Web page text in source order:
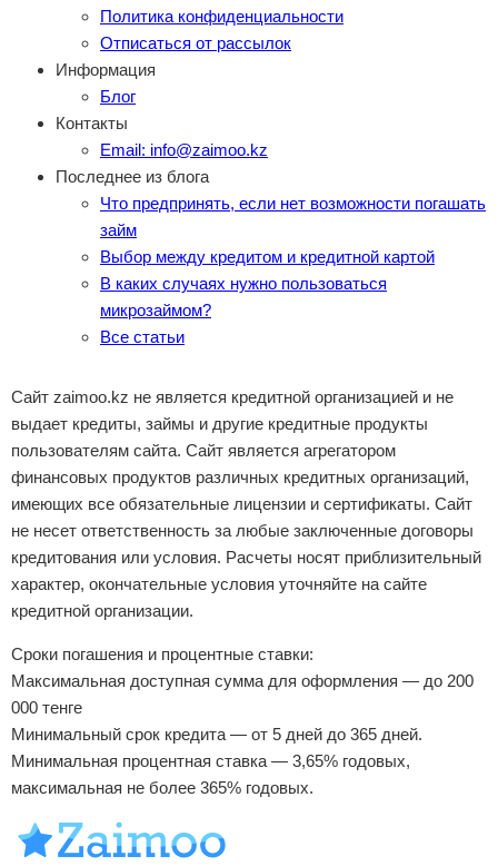
Политика конфиденциальности
Отписаться от рассылок
Информация
Блог
Контакты
Email: info@zaimoo.kz
Последнее из блога
Что предпринять, если нет возможности погашать
займ
Выбор между кредитом и кредитной картой
В каких случаях нужно пользоваться
микрозаймом?
Все статьи
Сайт zaimoo.kz не является кредитной организацией и не
выдает кредиты, займы и другие кредитные продукты
пользователям сайта. Сайт является агрегатором
финансовых продуктов различных кредитных организаций,
имеющих все обязательные лицензии и сертификаты. Сайт
не несет ответственность за любые заключенные договоры
кредитования или условия. Расчеты носят приблизительный
характер, окончательные условия уточняйте на сайте
кредитной организации.
Сроки погашения и процентные ставки:
Максимальная доступная сумма для оформления — до 200
000 тенге
Минимальный срок кредита — от 5 дней до 365 дней.
Минимальная процентная ставка — 3,65% годовых,
максимальная не более 365% годовых.